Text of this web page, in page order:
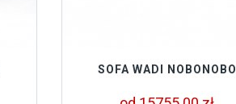
SOFA WADI NOBONOBO